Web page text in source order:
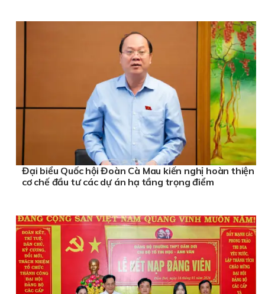
Đại biểu Quốc hội Đoàn Cà Mau kiến nghị hoàn thiện
cơ chế đầu tư các dự án hạ tầng trọng điểm